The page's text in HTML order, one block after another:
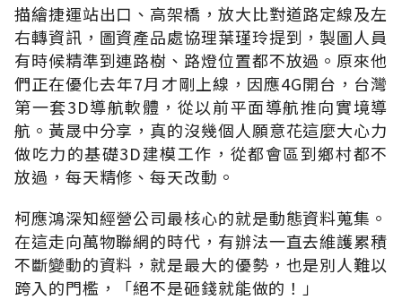
描繪捷運站出口、高架橋，放大比對道路定線及左
右轉資訊，圖資產品處協理葉瑾玲提到，製圖人員
有時候精準到連路樹、路燈位置都不放過。原來他
們正在優化去年7月才剛上線，因應4G開台，台灣
第一套3D導航軟體，從以前平面導航推向實境導
航。黃晟中分享，真的沒幾個人願意花這麼大心力
做吃力的基礎3D建模工作，從都會區到鄉村都不
放過，每天精修、每天改動。
柯應鴻深知經營公司最核心的就是動態資料蒐集。
在這走向萬物聯網的時代，有辦法一直去維護累積
不斷變動的資料，就是最大的優勢，也是別人難以
跨入的門檻，「絕不是砸錢就能做的！」